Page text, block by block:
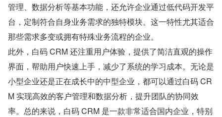
管理、数据分析等基本功能，还允许企业通过低代码开发平
台，定制符合自身业务需求的独特模块。这一特性尤其适合
那些需求多变或拥有特殊业务流程的企业。
此外，白码 CRM 还注重用户体验，提供了简洁直观的操作
界面，帮助用户快速上手，减少了系统的学习成本。无论是
小型企业还是正在成长中的中型企业，都可以通过白码 CR
M 实现高效的客户管理和数据分析，提升团队的协同效
率。总的来说，白码 CRM 是一款非常适合国内企业，特别